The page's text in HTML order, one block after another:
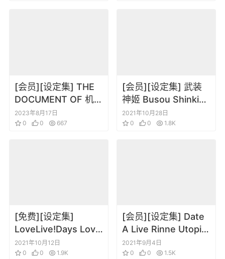
[会员][设定集] THE
DOCUMENT OF 机动
战士高达铁血的奥尔
芬斯二单行本
2023年8月17日
0
0 667
[会员][设定集] 武装
神姬 Busou Shinki
Secret File 01-07
2021年10月28日
0
0 1.8K
[免费][设定集]
LoveLive!Days Love
Live! General
Magazine Vol.20
2021年10月12日
0
0 1.9K
[会员][设定集] Date
A Live Rinne Utopia
约会大作战 Perfect
Visual Guide 原画集
2021年9月4日
0
0 1.5K